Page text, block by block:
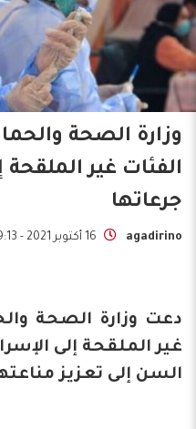
وزارة الصحة
الفئات غير الملقحة
جرعاتها
agadirino 16 أكتوبر 2021 - 19:13
دعت وزارة الصحة
غير الملقحة إلى
السن إلى تعزيز